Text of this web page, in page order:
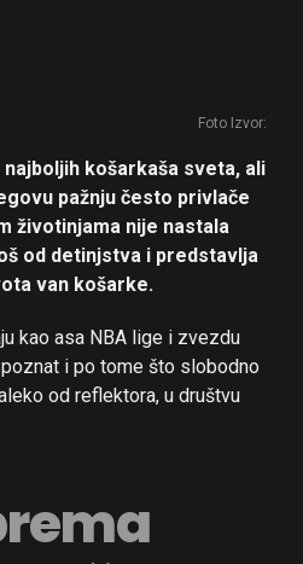
Foto Izvor:
košarkaša sveta, ali
pažnju često privlače
životinjama nije nastala
od detinjstva i predstavlja
van košarke.
kao asa NBA lige i zvezdu
i po tome što slobodno
od reflektora, u društvu